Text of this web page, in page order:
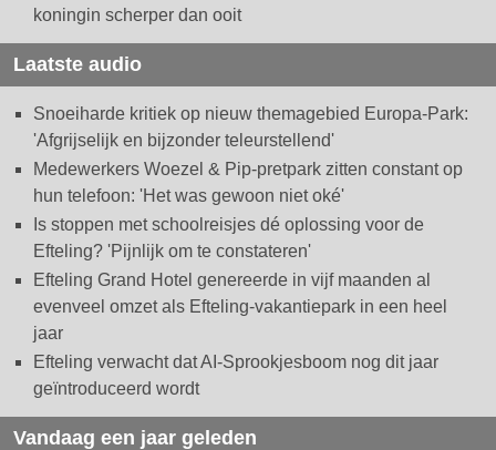
koningin scherper dan ooit
Laatste audio
Snoeiharde kritiek op nieuw themagebied Europa-Park:
'Afgrijselijk en bijzonder teleurstellend'
Medewerkers Woezel & Pip-pretpark zitten constant op
hun telefoon: 'Het was gewoon niet oké'
Is stoppen met schoolreisjes dé oplossing voor de
Efteling? 'Pijnlijk om te constateren'
Efteling Grand Hotel genereerde in vijf maanden al
evenveel omzet als Efteling-vakantiepark in een heel
jaar
Efteling verwacht dat AI-Sprookjesboom nog dit jaar
geïntroduceerd wordt
Vandaag een jaar geleden